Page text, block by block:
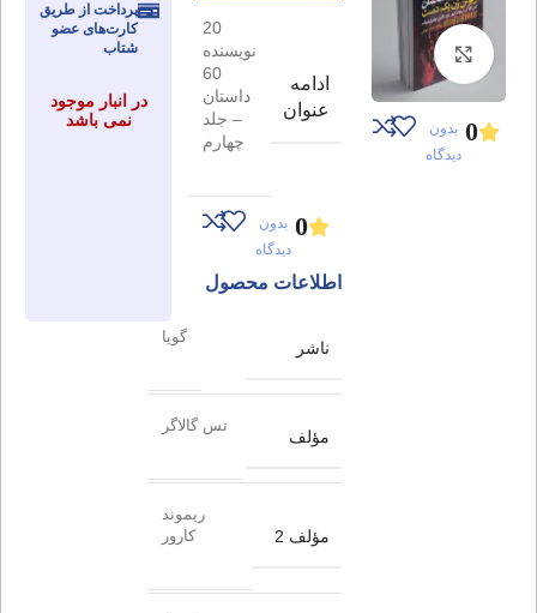
برای بزرگنمایی کلیک کنید
0 بدون
دیدگاه
ادامه
عنوان
20
نویسنده
60
داستان
– جلد
چهارم
0 بدون
دیدگاه
اطلاعات محصول
ناشر
گویا
مؤلف
تس گالاگر
مؤلف 2
ریموند
کارور
پرداخت از طریق
کارت‌های عضو
شتاب
در انبار موجود
نمی باشد